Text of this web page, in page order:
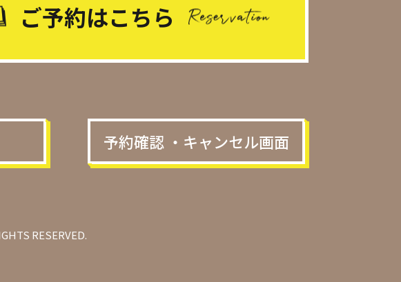
ご予約はこちら
予約確認 ・キャンセル画面
RESERVED.